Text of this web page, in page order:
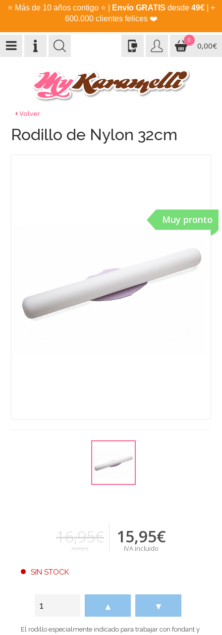
⭐ Más de 10 años contigo ⭐ Envío GRATIS desde 49€| +
600.000 clientes felices ❤️
0
0,00€
Volver
Muy pronto
Rodillo de Nylon 32cm
16,95€
Antes
15,95€
IVA incluido
SIN STOCK
▲ ▼
El rodillo especialmente indicado para trabajar con fondant y